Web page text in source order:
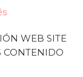
WEB SITE
CONTENIDO